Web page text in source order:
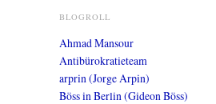
BLOGROLL
Ahmad Mansour
Antibürokratieteam
arprin (Jorge Arpin)
Böss in Berlin (Gideon Böss)